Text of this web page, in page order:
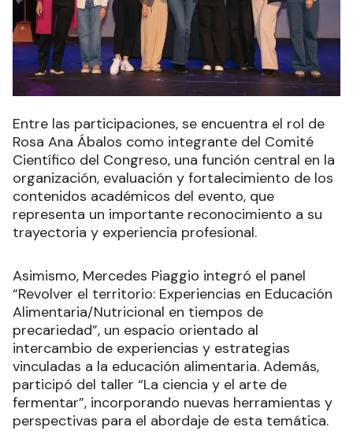
Entre las participaciones, se encuentra el rol de
Rosa Ana Ábalos como integrante del Comité
Científico del Congreso, una función central en la
organización, evaluación y fortalecimiento de los
contenidos académicos del evento, que
representa un importante reconocimiento a su
trayectoria y experiencia profesional.
Asimismo, Mercedes Piaggio integró el panel
“Revolver el territorio: Experiencias en Educación
Alimentaria/Nutricional en tiempos de
precariedad”, un espacio orientado al
intercambio de experiencias y estrategias
vinculadas a la educación alimentaria. Además,
participó del taller “La ciencia y el arte de
fermentar”, incorporando nuevas herramientas y
perspectivas para el abordaje de esta temática.